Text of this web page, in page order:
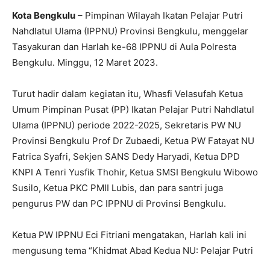
Kota Bengkulu – Pimpinan Wilayah Ikatan Pelajar Putri
Nahdlatul Ulama (IPPNU) Provinsi Bengkulu, menggelar
Tasyakuran dan Harlah ke-68 IPPNU di Aula Polresta
Bengkulu. Minggu, 12 Maret 2023.
Turut hadir dalam kegiatan itu, Whasfi Velasufah Ketua
Umum Pimpinan Pusat (PP) Ikatan Pelajar Putri Nahdlatul
Ulama (IPPNU) periode 2022-2025, Sekretaris PW NU
Provinsi Bengkulu Prof Dr Zubaedi, Ketua PW Fatayat NU
Fatrica Syafri, Sekjen SANS Dedy Haryadi, Ketua DPD
KNPI A Tenri Yusfik Thohir, Ketua SMSI Bengkulu Wibowo
Susilo, Ketua PKC PMII Lubis, dan para santri juga
pengurus PW dan PC IPPNU di Provinsi Bengkulu.
Ketua PW IPPNU Eci Fitriani mengatakan, Harlah kali ini
mengusung tema “Khidmat Abad Kedua NU: Pelajar Putri